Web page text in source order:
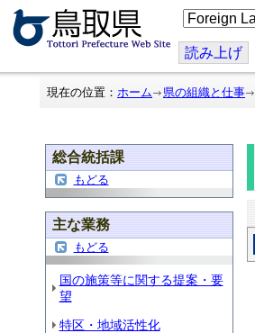
こ
の
ジ
を
翻
読み上げ
現在の位置： ホーム 県の組織と仕事
総合統括課
もどる
主な業務
もどる
国の施策等に関する提案・要
望
特区・地域活性化